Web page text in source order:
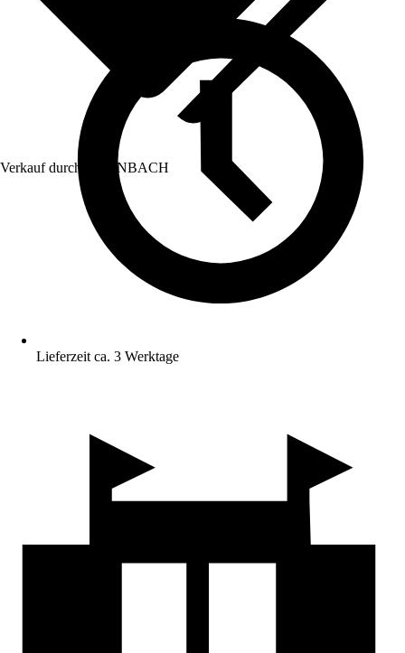
Verkauf durch: HORNBACH
Lieferzeit ca. 3 Werktage